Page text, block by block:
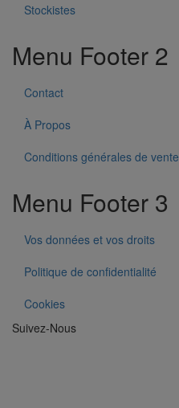
Stockistes
Menu Footer 2
Contact
À Propos
Conditions générales de vente
Menu Footer 3
Vos données et vos droits
Politique de confidentialité
Cookies
Suivez-Nous